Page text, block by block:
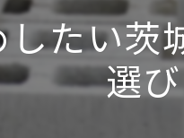
たい
選